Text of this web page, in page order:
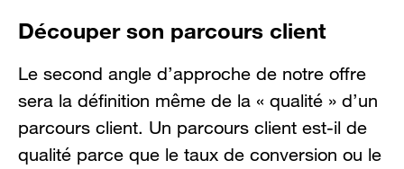
Découper son parcours client
Le second angle d’approche de notre offre
sera la définition même de la « qualité » d’un
parcours client. Un parcours client est-il de
qualité parce que le taux de conversion ou le